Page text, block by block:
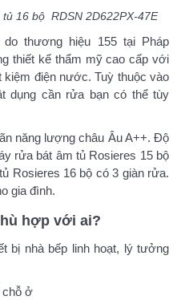
16 bộ RDSN 2D622PX-47E
thương hiệu 155 tại Pháp
thiết kế thẩm mỹ cao cấp với
điện nước. Tuỳ thuộc vào
dụng cần rửa bạn có thể tùy
năng lượng châu Âu A++. Độ
rửa bát âm tủ Rosieres 15 bộ
Rosieres 16 bộ có 3 giàn rửa.
gia đình.
hợp với ai?
bị nhà bếp linh hoạt, lý tưởng
chỗ ở